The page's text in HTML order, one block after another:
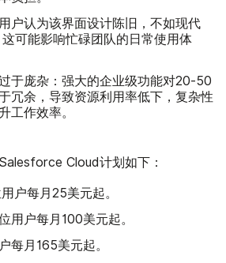
户认为该界面设计陈旧，不如现代
可能影响忙碌团队的日常使用体
于庞杂： 强大的企业级功能对20-50
冗余，导致资源利用率低下，复杂性
工作效率。
Cloud计划如下：
户每月25美元起。
用户每月100美元起。
每月165美元起。